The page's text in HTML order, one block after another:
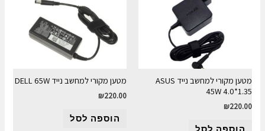
מטען מקורי למחשב נייד ASUS
45W 4.0*1.35
₪220.00
הוספה לסל
מטען מקורי למחשב נייד DELL 65W
₪220.00
הוספה לסל